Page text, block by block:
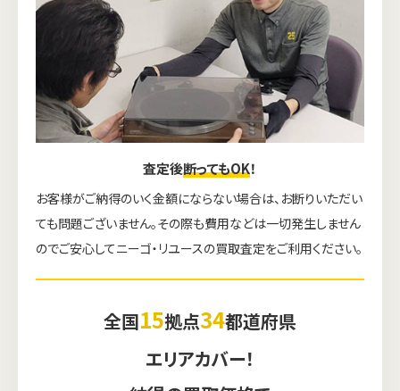
査定後断ってもOK！
お客様がご納得のいく金額にならない場合は、お断りいただい
ても問題ございません。その際も費用などは一切発生しません
のでご安心してニーゴ・リユースの買取査定をご利用ください。
全国15拠点34都道府県
エリアカバー！